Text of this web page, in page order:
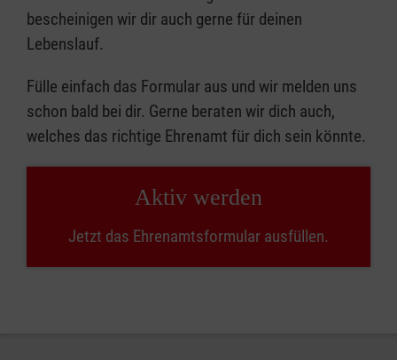
bescheinigen wir dir auch gerne für deinen
Lebenslauf.
Fülle einfach das Formular aus und wir melden uns
schon bald bei dir. Gerne beraten wir dich auch,
welches das richtige Ehrenamt für dich sein könnte.
Aktiv werden
Jetzt das Ehrenamtsformular ausfüllen.